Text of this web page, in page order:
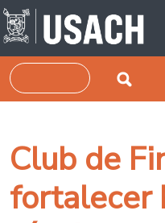
Pasar al contenido principal
Buscar
Club de
fortalecer